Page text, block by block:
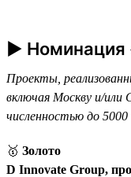
► Номинация
Проекты,
включая Москву и/или
численностью до 5000
🥇 Золото
D Innovate Group,